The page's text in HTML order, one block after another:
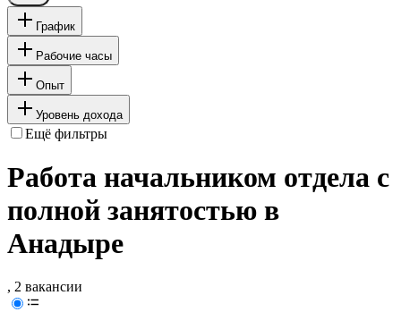
График
Рабочие часы
Опыт
Уровень дохода
Ещё фильтры
Работа начальником отдела с
полной занятостью в
Анадыре
, 2 вакансии